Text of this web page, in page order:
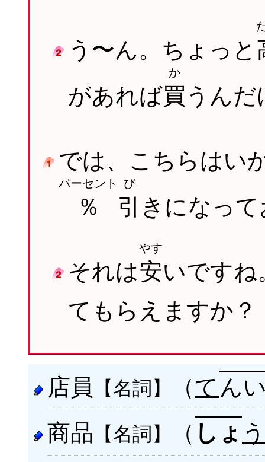
う〜ん。ちょっと
があれば買
か
うん
では、こちらはい
％
パーセント
引
び
きになっ
それは安
やす
いですね
てもらえますか？
店員 【名詞】 （てん
商品 【名詞】 （ しょ